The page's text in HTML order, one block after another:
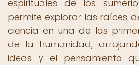
espirituales de los
permite explorar las raíces
ciencia en una de las
de la humanidad,
ideas y el pensamiento